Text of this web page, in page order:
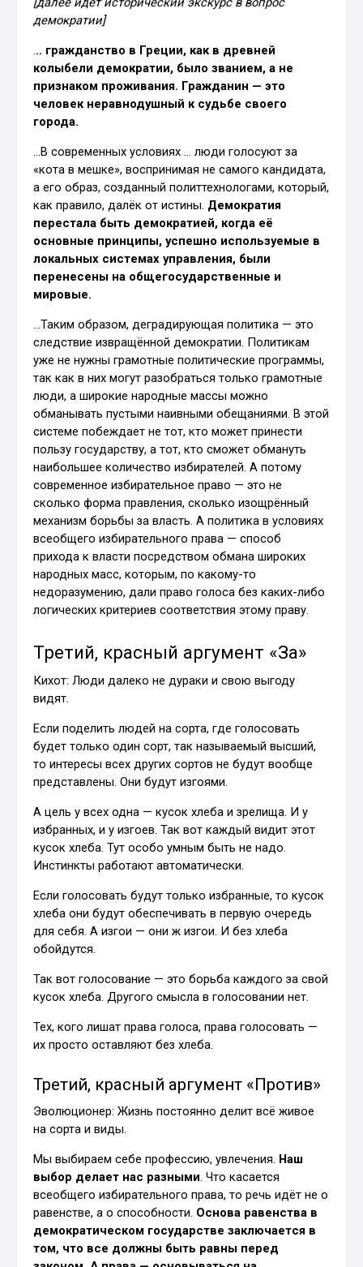
демократии]
.. гражданство в Греции, как в древней
колыбели демократии, было званием, а не
признаком проживания. Гражданин — это
человек неравнодушный к судьбе своего
города.
…В современных условиях … люди голосуют за
«кота в мешке», воспринимая не самого кандидата,
а его образ, созданный политтехнологами, который,
как правило, далёк от истины. Демократия
перестала быть демократией, когда её
основные принципы, успешно используемые в
локальных системах управления, были
перенесены на общегосударственные и
мировые.
…Таким образом, деградирующая политика — это
следствие извращённой демократии. Политикам
уже не нужны грамотные политические программы,
так как в них могут разобраться только грамотные
люди, а широкие народные массы можно
обманывать пустыми наивными обещаниями. В этой
системе побеждает не тот, кто может принести
пользу государству, а тот, кто сможет обмануть
наибольшее количество избирателей. А потому
современное избирательное право — это не
сколько форма правления, сколько изощрённый
механизм борьбы за власть. А политика в условиях
всеобщего избирательного права — способ
прихода к власти посредством обмана широких
народных масс, которым, по какому-то
недоразумению, дали право голоса без каких-либо
логических критериев соответствия этому праву.
Третий, красный аргумент «За»
Кихот: Люди далеко не дураки и свою выгоду
видят.
Если поделить людей на сорта, где голосовать
будет только один сорт, так называемый высший,
то интересы всех других сортов не будут вообще
представлены. Они будут изгоями.
А цель у всех одна — кусок хлеба и зрелища. И у
избранных, и у изгоев. Так вот каждый видит этот
кусок хлеба. Тут особо умным быть не надо.
Инстинкты работают автоматически.
Если голосовать будут только избранные, то кусок
хлеба они будут обеспечивать в первую очередь
для себя. А изгои — они ж изгои. И без хлеба
обойдутся.
Так вот голосование — это борьба каждого за свой
кусок хлеба. Другого смысла в голосовании нет.
Тех, кого лишат права голоса, права голосовать —
их просто оставляют без хлеба.
Третий, красный аргумент «Против»
Эволюционер: Жизнь постоянно делит всё живое
на сорта и виды.
Мы выбираем себе профессию, увлечения. Наш
выбор делает нас разными. Что касается
всеобщего избирательного права, то речь идёт не о
равенстве, а о способности. Основа равенства в
демократическом государстве заключается в
том, что все должны быть равны перед